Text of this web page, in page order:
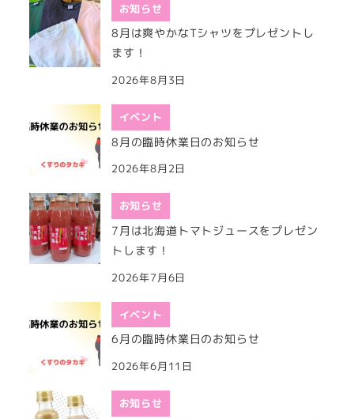
お知らせ
8月は爽やかなTシャツをプレゼントし
ます！
2026年8月3日
イベント
8月の臨時休業日のお知らせ
2026年8月2日
お知らせ
7月は北海道トマトジュースをプレゼン
トします！
2026年7月6日
イベント
6月の臨時休業日のお知らせ
2026年6月11日
お知らせ